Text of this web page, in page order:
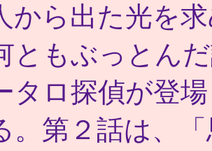
から出た光を
ともぶっとん
タロ探偵が登
。第２話は、